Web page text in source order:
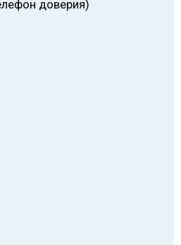
доверия)